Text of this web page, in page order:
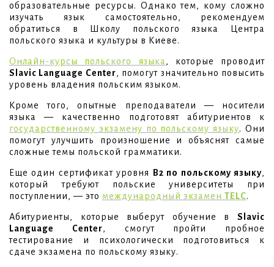
образовательные ресурсы. Однако тем, кому сложно
изучать язык самостоятельно, рекомендуем
обратиться в Школу польского языка Центра
польского языка и культуры в Киеве.
Онлайн-курсы польского языка, которые проводит
Slavic Language Center, помогут значительно повысить
уровень владения польским языком.
Кроме того, опытные преподаватели — носители
языка — качественно подготовят абитуриентов к
государственному экзамену по польскому языку. Они
помогут улучшить произношение и объяснят самые
сложные темы польской грамматики.
Еще один сертификат уровня B2 по польскому языку,
который требуют польские университеты при
поступлении, — это международный экзамен TELC.
Абитуриенты, которые выберут обучение в Slavic
Language Center, смогут пройти пробное
тестирование и психологически подготовиться к
сдаче экзамена по польскому языку.